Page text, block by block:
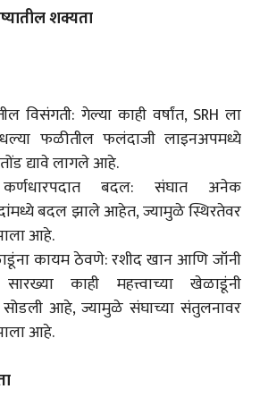
शक्यता
विसंगती: गेल्या काही वर्षांत, SRH ला
फळीतील फलंदाजी लाइनअपमध्ये
द्यावे लागले आहे.
कर्णधारपदात बदल: संघात अनेक
बदल झाले आहेत, ज्यामुळे स्थिरतेवर
आहे.
कायम ठेवणे: रशीद खान आणि जॉनी
काही महत्त्वाच्या खेळाडूंनी
सोडली आहे, ज्यामुळे संघाच्या संतुलनावर
आहे.